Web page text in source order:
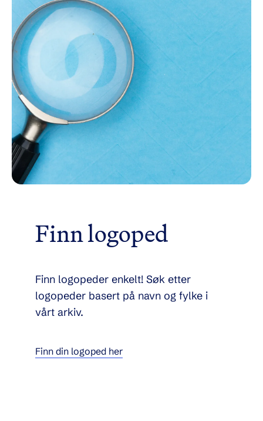
Finn logoped
Finn logopeder enkelt! Søk etter
logopeder basert på navn og fylke i
vårt arkiv.
Finn din logoped her